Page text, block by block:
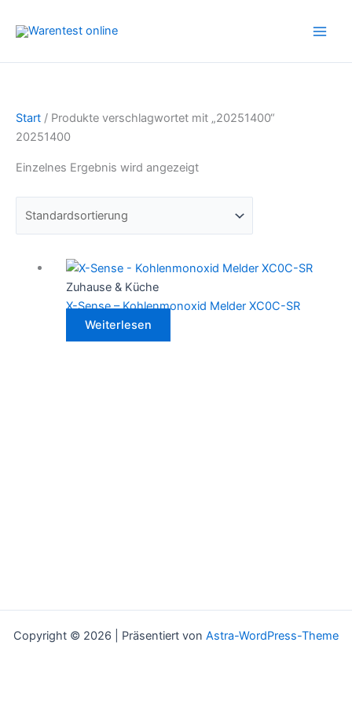
Inhalt
Start / Produkte verschlagwortet mit „20251400“
20251400
Einzelnes Ergebnis wird angezeigt
Zuhause & Küche
X-Sense – Kohlenmonoxid Melder XC0C-SR
Weiterlesen
Copyright © 2026 | Präsentiert von Astra-WordPress-Theme